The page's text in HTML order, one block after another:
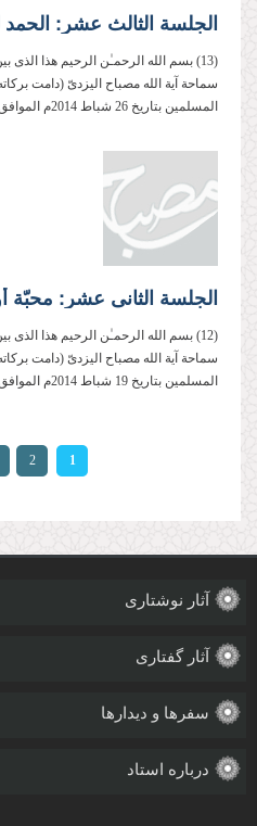
الجلسة الثالث عشر: الحمد
(13) بسم الله الرحمـٰن الرحیم هذا
سماحة آیة الله مصباح الیزدیّ (دامت
المسلمین بتاریخ 26 شباط 2014م الموافق للسادس...
(12) بسم الله الرحمـٰن الرحیم هذا
سماحة آیة الله مصباح الیزدیّ (دامت
المسلمین بتاریخ 19 شباط 2014م الموافق للتاسع...
1
2
آثار نوشتاری
آثار گفتاری
سفرها و دیدارها
درباره استاد